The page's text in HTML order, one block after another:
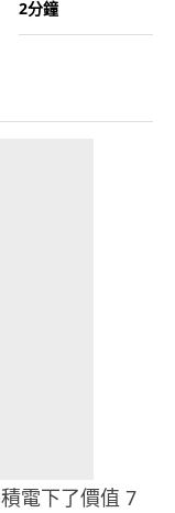
2分鐘
電下了價值 7